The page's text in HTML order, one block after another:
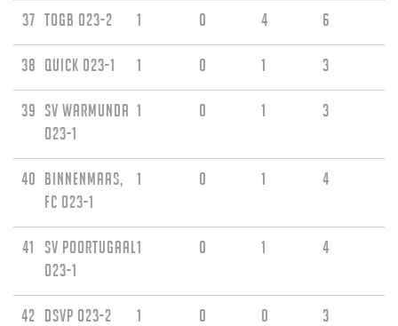
37 TOGB O23-2 1 0 4 6
38 Quick O23-1 1 0 1 3
39 SV Warmunda
O23-1
1 0 1 3
40 Binnenmaas,
FC O23-1
1 0 1 4
41
sv Poortugaal
O23-1
1 0 1 4
42 DSVP O23-2 1 0 0 3